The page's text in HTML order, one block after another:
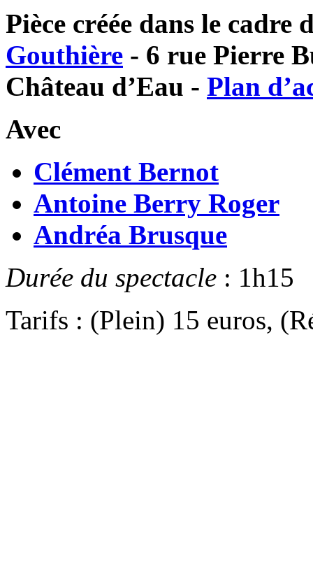
Pièce créée dans le cadre
Gouthière - 6 rue Pierre
Château d’Eau - Plan
Avec
Clément Bernot
Antoine Berry Roger
Andréa Brusque
Durée du spectacle : 1h15
Tarifs : (Plein) 15 euros,